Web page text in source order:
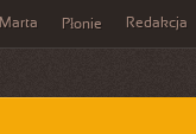
Marta Płonie Redakcja